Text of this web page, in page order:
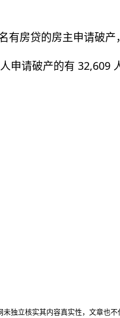
房贷的房主申请破产
申请破产的有 32,609
独立核实其内容真实性，文章也